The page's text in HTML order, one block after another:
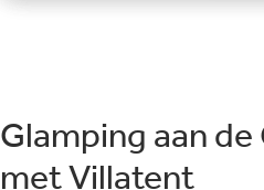
snackbar of je haalt een ijsje,
drankje of snack bij de poolbar.
is slechts 300 meter lopen vanaf
Glamping aan de
met Villatent